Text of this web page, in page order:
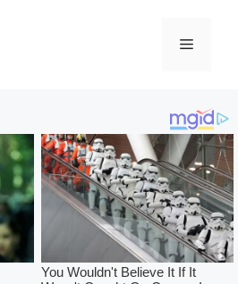
Menu